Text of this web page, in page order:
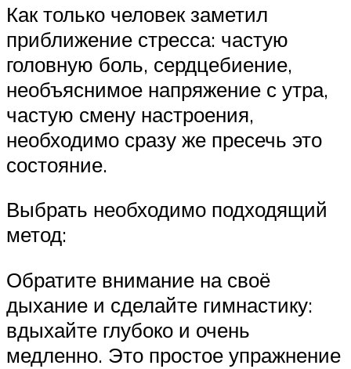
Как только человек заметил
приближение стресса: частую
головную боль, сердцебиение,
необъяснимое напряжение с утра,
частую смену настроения,
необходимо сразу же пресечь это
состояние.
Выбрать необходимо подходящий
метод:
Обратите внимание на своё
дыхание и сделайте гимнастику:
вдыхайте глубоко и очень
медленно. Это простое упражнение